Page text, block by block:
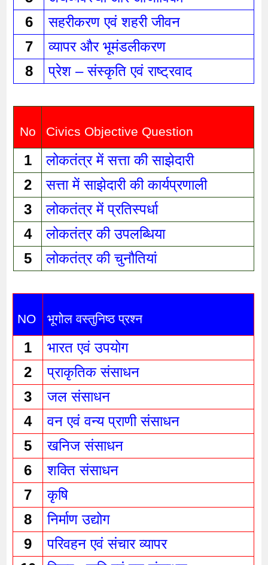
6
सहरीकरण एवं शहरी जीवन
7
व्यापर और भूमंडलीकरण
8
प्रेश – संस्कृति एवं राष्ट्रवाद
No Civics Objective Question
1
लोकतंत्र में सत्ता की साझेदारी
2
सत्ता में साझेदारी की कार्यप्रणाली
3
लोकतंत्र में प्रतिस्पर्धा
4
लोकतंत्र की उपलब्धिया
5
लोकतंत्र की चुनौतियां
NO भूगोल वस्तुनिष्ठ प्रश्न
1
भारत एवं उपयोग
2
प्राकृतिक संसाधन
3
जल संसाधन
4
वन एवं वन्य प्राणी संसाधन
5
खनिज संसाधन
6
शक्ति संसाधन
7
कृषि
8
निर्माण उद्योग
9
परिवहन एवं संचार व्यापर